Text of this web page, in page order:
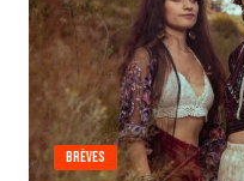
Brèves